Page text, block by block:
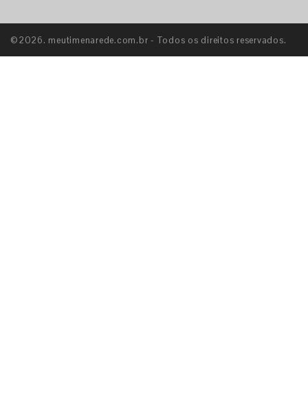
©2026. meutimenarede.com.br - Todos os direitos reservados.